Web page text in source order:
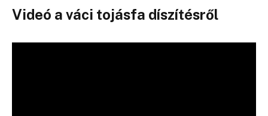
Videó a váci tojásfa díszítésről